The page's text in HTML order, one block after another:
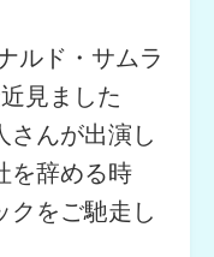
ルド・サムラ
見ました
さんが出演し
を辞める時
クをご馳走し